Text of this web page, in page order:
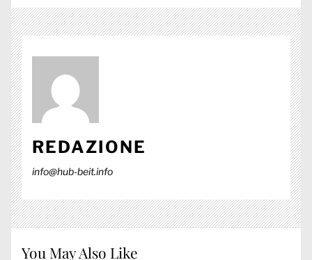
REDAZIONE
info@hub-beit.info
You May Also Like